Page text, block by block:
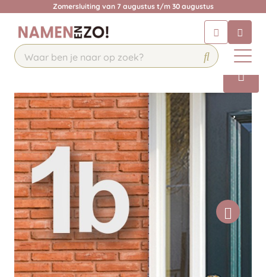
Zomersluiting van 7 augustus t/m 30 augustus
Chat 24/7 met onze chatbot voor
hulp
Contact